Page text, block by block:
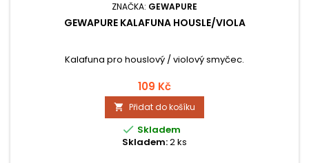
ZNAČKA: GEWAPURE
GEWAPURE KALAFUNA HOUSLE/VIOLA
Kalafuna pro houslový / violový smyčec.
109 Kč
 Přidat do košíku
 Skladem
Skladem:2 ks